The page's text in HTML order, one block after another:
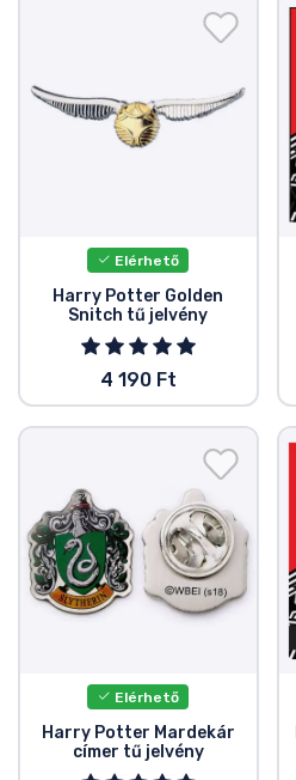
Elérhető
Harry Potter Golden
Snitch tű jelvény
4 190 Ft
Elérhető
Harry Potter Mardekár
címer tű jelvény